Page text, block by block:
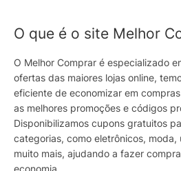
O que é o site Melhor
O Melhor Comprar é especializado
ofertas das maiores lojas online,
eficiente de economizar em
as melhores promoções e códigos
Disponibilizamos cupons gratuitos
categorias, como eletrônicos, moda,
muito mais, ajudando a fazer
economia.